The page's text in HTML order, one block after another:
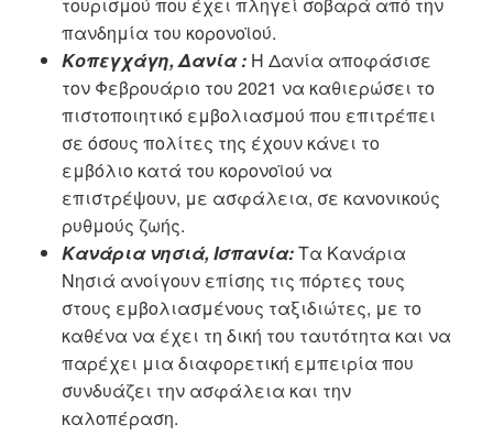
τουρισμού που έχει πληγεί σοβαρά από την
πανδημία του κορονοϊού.
Κοπεγχάγη, Δανία : Η Δανία αποφάσισε
τον Φεβρουάριο του 2021 να καθιερώσει το
πιστοποιητικό εμβολιασμού που επιτρέπει
σε όσους πολίτες της έχουν κάνει το
εμβόλιο κατά του κορονοϊού να
επιστρέψουν, με ασφάλεια, σε κανονικούς
ρυθμούς ζωής.
Κανάρια νησιά, Ισπανία:Τα Κανάρια
Νησιά ανοίγουν επίσης τις πόρτες τους
στους εμβολιασμένους ταξιδιώτες, με το
καθένα να έχει τη δική του ταυτότητα και να
παρέχει μια διαφορετική εμπειρία που
συνδυάζει την ασφάλεια και την
καλοπέραση.